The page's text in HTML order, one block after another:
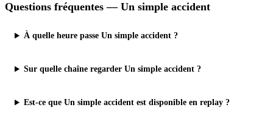
Questions fréquentes — Un simple accident
À quelle heure passe Un simple accident ?
Sur quelle chaîne regarder Un simple accident ?
Est-ce que Un simple accident est disponible en replay ?